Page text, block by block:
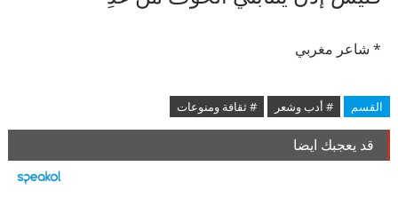
* شاعر مغربي
القسم # أدب وشعر # ثقافة ومنوعات
قد يعجبك ايضا